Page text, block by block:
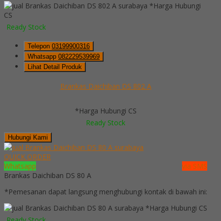
*Harga Hubungi
CS
Ready Stock
Telepon 03199900316
Whatsapp 082229539969
Lihat Detail Produk
Brankas Daichiban DS 802 A
*Harga Hubungi CS
Ready Stock
Hubungi Kami
QUICK ORDER
Whatsapp
via SMS
Brankas Daichiban DS 80 A
*Pemesanan dapat langsung menghubungi kontak di bawah ini:
*Harga Hubungi CS